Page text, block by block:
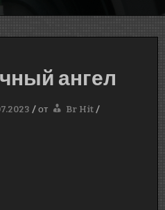
ангел
/от Br Hit/